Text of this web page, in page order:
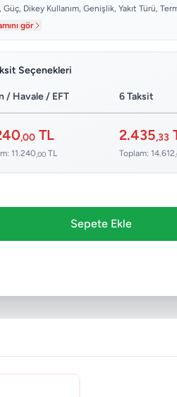
Güç, Dikey Kullanım, Genişlik, Yakıt Türü,
gör
Seçenekleri
/ Havale / EFT 6 Taksit
,00 TL
11.240 ,00 TL
2.435,33
Toplam: 14.612
Sepete Ekle